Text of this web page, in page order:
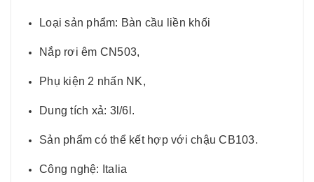
Loại sản phẩm: Bàn cầu liền khối
Nắp rơi êm CN503,
Phụ kiện 2 nhấn NK,
Dung tích xả: 3l/6l.
Sản phẩm có thể kết hợp với chậu CB103.
Công nghệ: Italia